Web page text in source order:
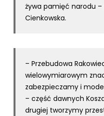
żywa pamięć narodu
Cienkowska.
– Przebudowa
wielowymiarowym
zabezpieczamy i
– część dawnych
drugiej tworzymy